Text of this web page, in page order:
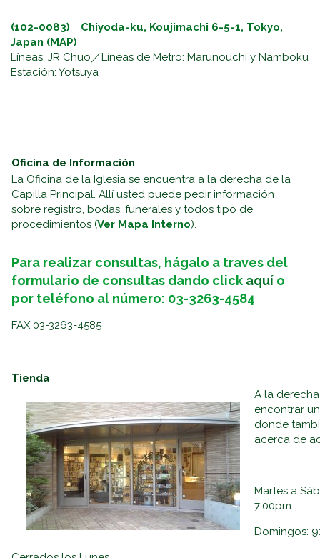
(102-0083) Chiyoda-ku, Koujimachi 6-5-1, Tokyo,
Japan (MAP)
Líneas: JR Chuo／Líneas de Metro: Marunouchi y Namboku
Estación: Yotsuya
Oficina de Información
La Oficina de la Iglesia se encuentra a la derecha de la
Capilla Principal. Allí usted puede pedir información
sobre registro, bodas, funerales y todos tipo de
procedimientos (Ver Mapa Interno).
Para realizar consultas, hágalo a traves del
formulario de consultas dando click aquí o
por teléfono al número: 03-3263-4584
FAX 03-3263-4585
Tienda
A la
encontrar
donde
acerca de
Martes a
7:00pm
Domingos: